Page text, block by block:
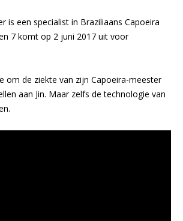
is een specialist in Braziliaans Capoeira
7 komt op 2 juni 2017 uit voor
om de ziekte van zijn Capoeira-meester
aan Jin. Maar zelfs de technologie van